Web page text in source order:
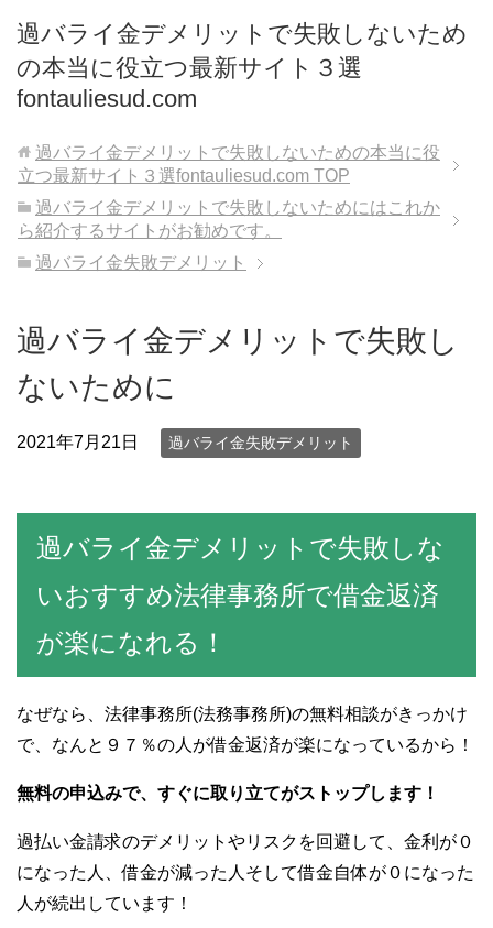
過バライ金デメリットで失敗しないため
の本当に役立つ最新サイト３選
fontauliesud.com
過バライ金デメリットで失敗しないための本当に役
立つ最新サイト３選fontauliesud.com TOP
過バライ金デメリットで失敗しないためにはこれか
ら紹介するサイトがお勧めです。
過バライ金失敗デメリット
過バライ金デメリットで失敗し
ないために
2021年7月21日 過バライ金失敗デメリット
過バライ金デメリットで失敗しな
いおすすめ法律事務所で借金返済
が楽になれる！
なぜなら、法律事務所(法務事務所)の無料相談がきっかけ
で、なんと９７％の人が借金返済が楽になっているから！
無料の申込みで、すぐに取り立てがストップします！
過払い金請求のデメリットやリスクを回避して、金利が０
になった人、借金が減った人そして借金自体が０になった
人が続出しています！